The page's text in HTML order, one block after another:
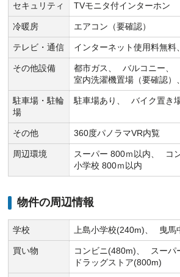
セキュリティ TVモニタ付インターホン
冷暖房 エアコン（要確認）
テレビ・通信 インターネット使用料無料
その他設備 都市ガス
バルコニー
室内洗濯機置場（要確認）
駐車場・駐輪
場
駐車場あり バイク置き
その他 360度パノラマVR内覧
周辺環境 スーパー 800ｍ以内
コ
小学校 800ｍ以内
物件の周辺情報
学校 上島小学校(240m) 曳馬
買い物 コンビニ(480m)
スーパ
ドラッグストア(800m)